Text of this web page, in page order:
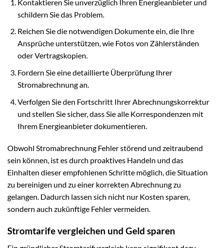
Kontaktieren Sie unverzüglich Ihren Energieanbieter und
schildern Sie das Problem.
Reichen Sie die notwendigen Dokumente ein, die Ihre
Ansprüche unterstützen, wie Fotos von Zählerständen
oder Vertragskopien.
Fordern Sie eine detaillierte Überprüfung Ihrer
Stromabrechnung an.
Verfolgen Sie den Fortschritt Ihrer Abrechnungskorrektur
und stellen Sie sicher, dass Sie alle Korrespondenzen mit
Ihrem Energieanbieter dokumentieren.
Obwohl Stromabrechnung Fehler störend und zeitraubend
sein können, ist es durch proaktives Handeln und das
Einhalten dieser empfohlenen Schritte möglich, die Situation
zu bereinigen und zu einer korrekten Abrechnung zu
gelangen. Dadurch lassen sich nicht nur Kosten sparen,
sondern auch zukünftige Fehler vermeiden.
Stromtarife vergleichen und Geld sparen